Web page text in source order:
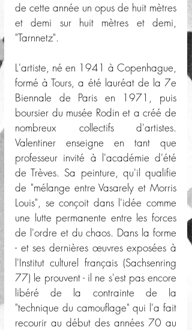
de cette année un opus de huit mètres
et demi sur huit mètres et demi,
"Tarnnetz".
L'artiste, né en 1941 à Copenhague,
formé à Tours, a été lauréat de la 7e
Biennale de Paris en 1971, puis
boursier du musée Rodin et a créé de
nombreux collectifs d'artistes.
Valentiner enseigne en tant que
professeur invité à l'académie d'été
de Trèves. Sa peinture, qu'il qualifie
de "mélange entre Vasarely et Morris
Louis", se conçoit dans l'idée comme
une lutte permanente entre les forces
de l'ordre et du chaos. Dans la forme
- et ses dernières œuvres exposées à
l'Institut culturel français (Sachsenring
77) le prouvent - il ne s'est pas encore
libéré de la contrainte de la
"technique du camouflage" qui l'a fait
recourir au début des années 70 au